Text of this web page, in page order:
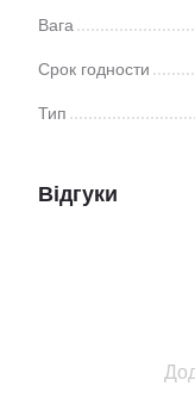
Вага
Срок годности
Тип
Відгуки